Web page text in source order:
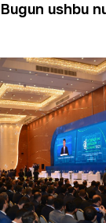
ushbu